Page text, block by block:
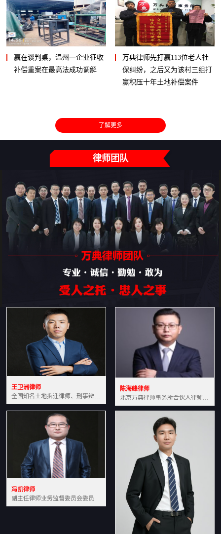
赢在谈判桌，温州一企业征收
补偿重案在最高法成功调解
万典律师先打赢113位老人社
保纠纷，之后又为该村三组打
赢积压十年土地补偿案件
了解更多
律师团队
王卫洲律师
全国知名土地拆迁律师、刑事辩护律师北京万典律师事务所主任中国法学会会员北京市行政法研究会理事
陈海峰律师
北京万典律师事务所合伙人律师土地房产专业资深律师
冯凯律师
副主任律师业务监督委员会委员